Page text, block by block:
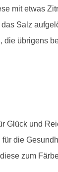
mit etwas
Salz
übrigens
Glück und
die
zum